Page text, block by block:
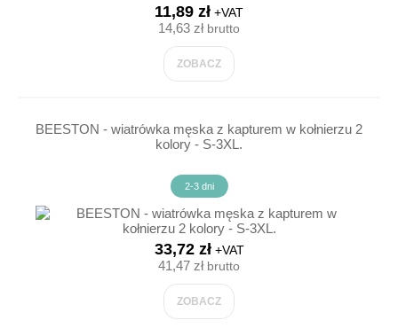
11,89 zł +VAT
14,63 złbrutto
ZOBACZ
BEESTON - wiatrówka męska z kapturem w kołnierzu 2
kolory - S-3XL.
2-3 dni
33,72 zł+VAT
41,47 złbrutto
ZOBACZ